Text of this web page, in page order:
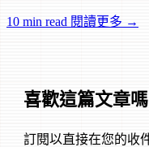
10 min read 閱讀更多 →
喜歡這篇文章嗎
訂閱以直接在您的收